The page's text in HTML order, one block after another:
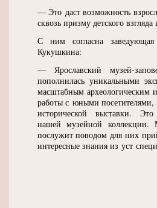
— Это даст возможность
сквозь призму детского
С ним согласна заведующая
Кукушкина:
— Ярославский музей-
пополнилась уникальными
масштабным археологическим
работы с юными посетителями,
исторической выставки. Это
нашей музейной коллекции.
послужит поводом для них
интересные знания из уст